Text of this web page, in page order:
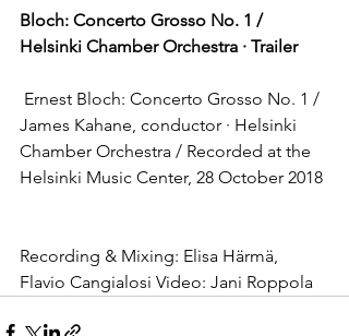
Bloch: Concerto Grosso No. 1 /
Helsinki Chamber Orchestra · Trailer
James Kahane, conductor · Helsinki
Chamber Orchestra / Recorded at the
Helsinki Music Center, 28 October 2018
Recording & Mixing: Elisa Härmä,
Flavio Cangialosi Video: Jani Roppola